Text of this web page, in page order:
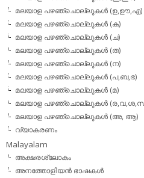
മലയാള പഴഞ്ചൊല്ലുകള്‍ (ഉ,ഊ,എ)
മലയാള പഴഞ്ചൊല്ലുകള്‍ (ക)
മലയാള പഴഞ്ചൊല്ലുകള്‍ (ച)
മലയാള പഴഞ്ചൊല്ലുകള്‍ (ത)
മലയാള പഴഞ്ചൊല്ലുകള്‍ (ന)
മലയാള പഴഞ്ചൊല്ലുകള്‍ (പ,ബ,ഭ)
മലയാള പഴഞ്ചൊല്ലുകള്‍ (മ)
മലയാള പഴഞ്ചൊല്ലുകള്‍
മലയാള പഴഞ്ചൊല്ലുകൾ (അ, ആ)
വ്യാകരണം
Malayalam
അക്ഷരശ്ലോകം
അനത്തോളിയന്‍ ഭാഷകള്‍